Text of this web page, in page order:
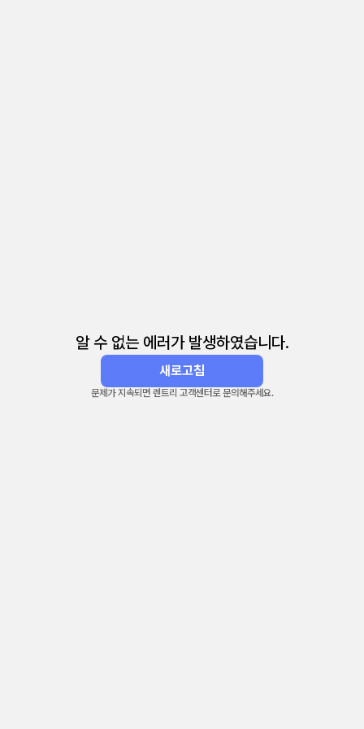
알 수 없는 에러가 발생하였습니다.
새로고침
문제가 지속되면 렌트리 고객센터로 문의해주세요.